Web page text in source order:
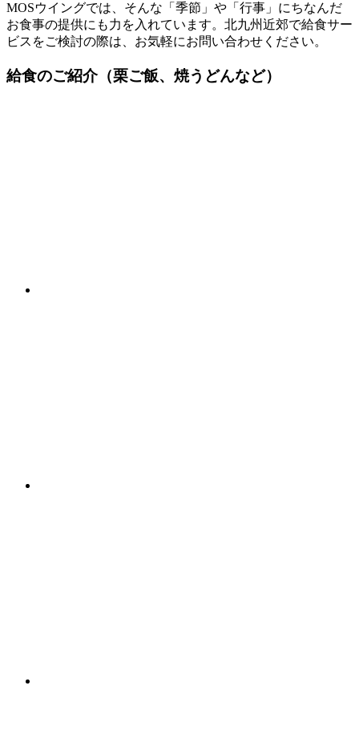
MOSウイングでは、そんな「季節」や「行事」にちなんだ
お食事の提供にも力を入れています。北九州近郊で給食サー
ビスをご検討の際は、お気軽にお問い合わせください。
給食のご紹介（栗ご飯、焼うどんなど）